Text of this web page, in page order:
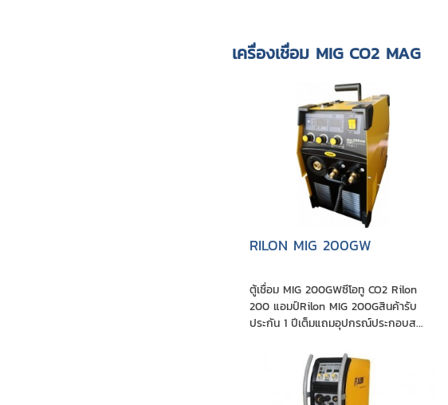
เครื่องเชื่อม MIG CO2 MAG
RILON MIG 200GW
ตู้เชื่อม MIG 200GWซีโอทู CO2 Rilon
200 แอมป์Rilon MIG 200Gสินค้ารับ
ประกัน 1 ปีเต็มแถมอุปกรณ์ประกอบส...